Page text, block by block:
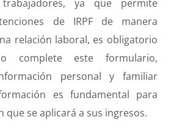
ya que permite
de IRPF de manera
relación laboral, es obligatorio
complete este formulario,
personal y familiar
es fundamental para
que se aplicará a sus ingresos.